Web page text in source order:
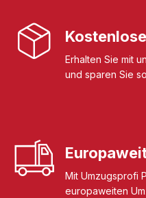
Erhalten Sie mit
und sparen Sie
Mit Umzugsprofi
europaweiten